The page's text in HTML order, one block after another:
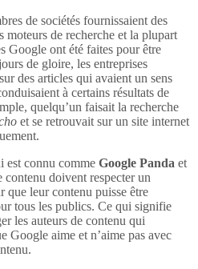
de sociétés fournissaient des
moteurs de recherche et la plupart
Google ont été faites pour être
de gloire, les entreprises
des articles qui avaient un sens
à certains résultats de
quelqu’un faisait la recherche
et se retrouvait sur un site internet
est connu comme Google Panda et
contenu doivent respecter un
que leur contenu puisse être
tous les publics. Ce qui signifie
les auteurs de contenu qui
Google aime et n’aime pas avec